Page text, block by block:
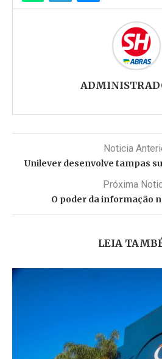
Noticia
Unilever desenvolve tampas
Próxima
O poder da informação
LEIA